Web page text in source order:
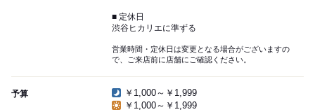
■ 定休日
渋谷ヒカリエに準ずる
営業時間・定休日は変更となる場合がございますの
で、ご来店前に店舗にご確認ください。
予算
￥1,000～￥1,999
￥1,000～￥1,999